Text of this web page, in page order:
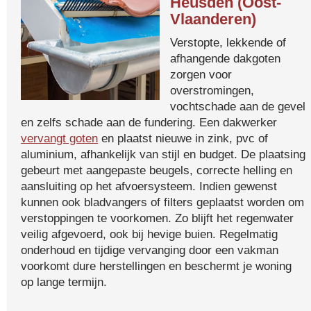
Vlaanderen)
Verstopte, lekkende of
afhangende dakgoten
zorgen voor
overstromingen,
vochtschade aan de gevel
en zelfs schade aan de fundering. Een dakwerker
vervangt goten en plaatst nieuwe in zink, pvc of
aluminium, afhankelijk van stijl en budget. De plaatsing
gebeurt met aangepaste beugels, correcte helling en
aansluiting op het afvoersysteem. Indien gewenst
kunnen ook bladvangers of filters geplaatst worden om
verstoppingen te voorkomen. Zo blijft het regenwater
veilig afgevoerd, ook bij hevige buien. Regelmatig
onderhoud en tijdige vervanging door een vakman
voorkomt dure herstellingen en beschermt je woning
op lange termijn.